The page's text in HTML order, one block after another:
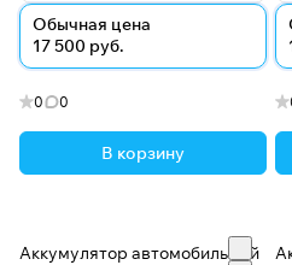
Обычная цена
17 500 руб.
0 0
В корзину
Аккумулятор автомобильный